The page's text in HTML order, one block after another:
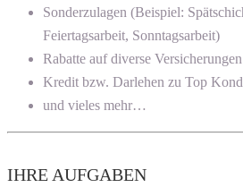
Sonderzulagen (Beispiel:
Feiertagsarbeit, Sonntagsarbeit)
Rabatte auf diverse Versicherungen
Kredit bzw. Darlehen zu Top
und vieles mehr…
IHRE AUFGABEN